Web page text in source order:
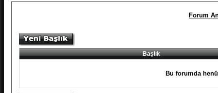
Forum
Başlık
Bu forumda